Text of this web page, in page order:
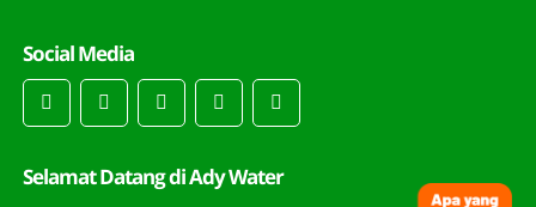
Social Media
Selamat Datang di Ady Water